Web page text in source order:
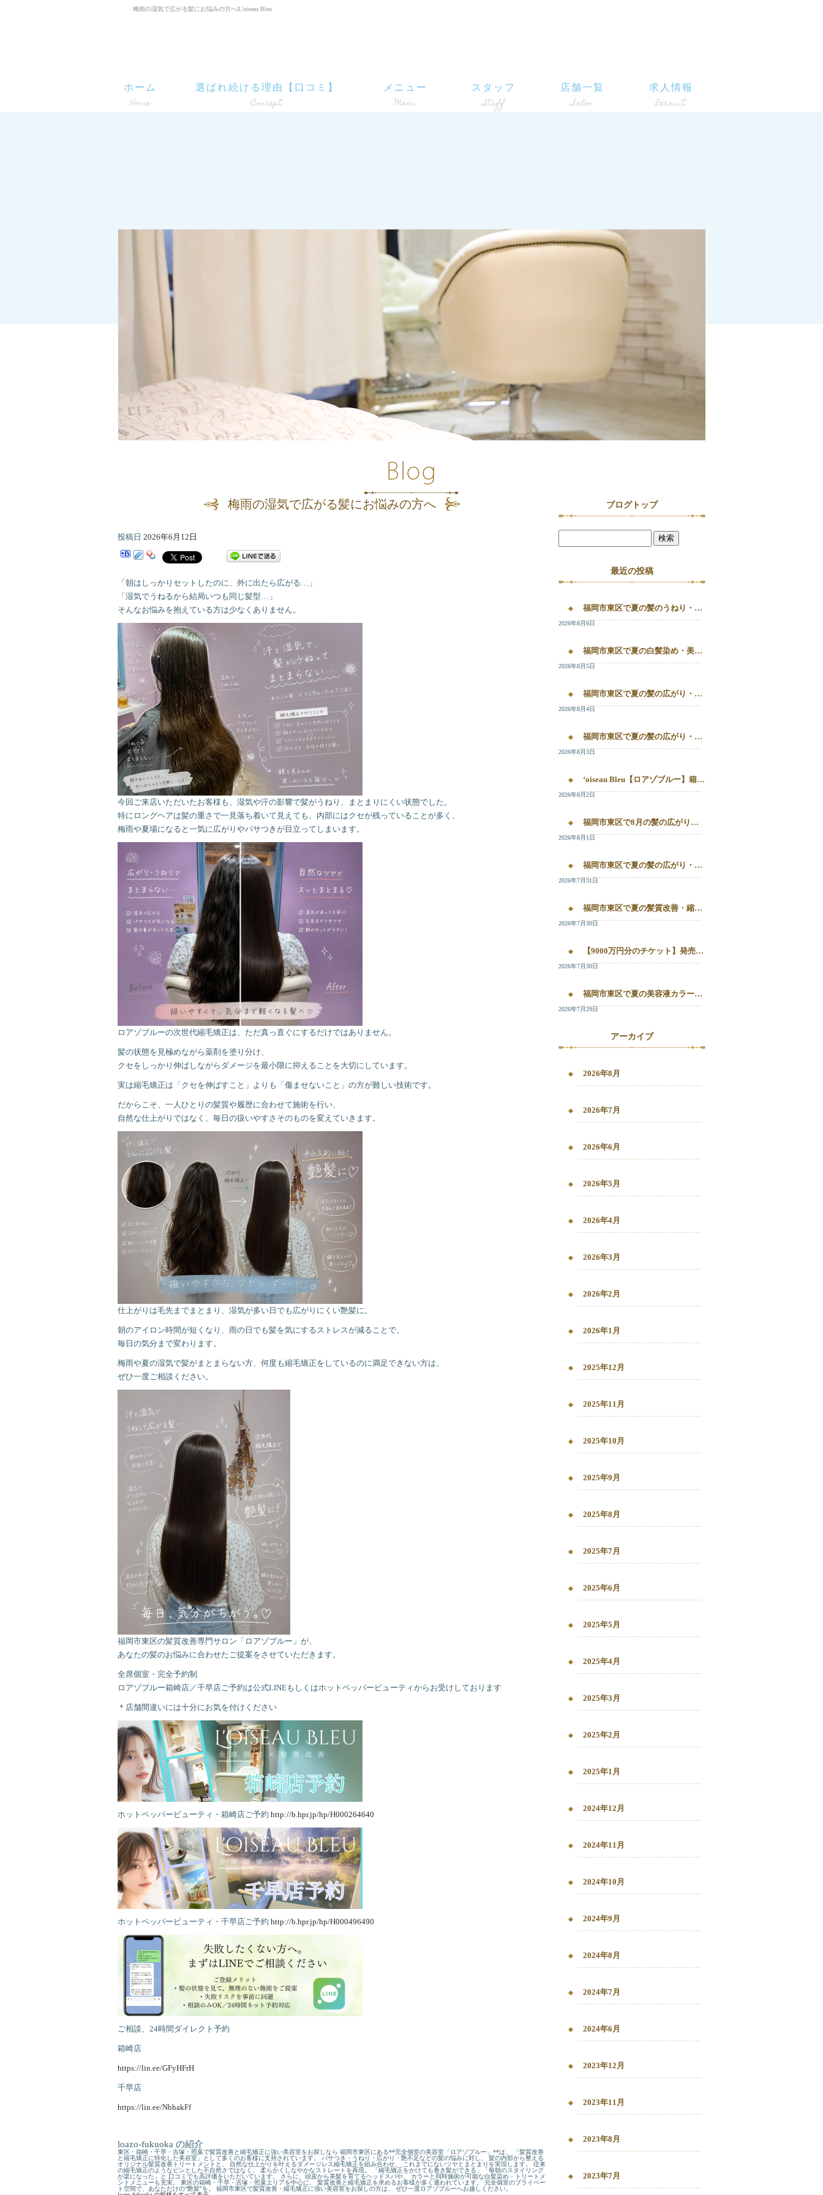
梅雨の湿気で広がる髪にお悩みの方へ|L'oiseau Bleu
ホーム 選ばれ続ける理由【口コミ】 メニュー スタッフ 店舗一覧 求人情報
梅雨の湿気で広がる髪にお悩みの方へ
投稿日 2026年6月12日
「朝はしっかりセットしたのに、外に出たら広がる…」
「湿気でうねるから結局いつも同じ髪型…」
そんなお悩みを抱えている方は少なくありません。
今回ご来店いただいたお客様も、湿気や汗の影響で髪がうねり、まとまりにくい状態でした。
特にロングヘアは髪の重さで一見落ち着いて見えても、内部にはクセが残っていることが多く、
梅雨や夏場になると一気に広がりやパサつきが目立ってしまいます。
ロアゾブルーの次世代縮毛矯正は、ただ真っ直ぐにするだけではありません。
髪の状態を見極めながら薬剤を塗り分け、
クセをしっかり伸ばしながらダメージを最小限に抑えることを大切にしています。
実は縮毛矯正は「クセを伸ばすこと」よりも「傷ませないこと」の方が難しい技術です。
だからこそ、一人ひとりの髪質や履歴に合わせて施術を行い、
自然な仕上がりではなく、毎日の扱いやすさそのものを変えていきます。
仕上がりは毛先までまとまり、湿気が多い日でも広がりにくい艶髪に。
朝のアイロン時間が短くなり、雨の日でも髪を気にするストレスが減ることで、
毎日の気分まで変わります。
梅雨や夏の湿気で髪がまとまらない方、何度も縮毛矯正をしているのに満足できない方は、
ぜひ一度ご相談ください。
福岡市東区の髪質改善専門サロン「ロアゾブルー」が、
あなたの髪のお悩みに合わせたご提案をさせていただきます。
全席個室・完全予約制
ロアゾブルー箱崎店／千早店ご予約は公式LINEもしくはホットペッパービューティからお受けしております
＊店舗間違いには十分にお気を付けください
ホットペッパービューティ・箱崎店ご予約 http://b.hpr.jp/hp/H000264640
ホットペッパービューティ・千早店ご予約 http://b.hpr.jp/hp/H000496490
ご相談、24時間ダイレクト予約
箱崎店
https://lin.ee/GFyHFrH
千早店
https://lin.ee/NbhakFf
loazo-fukuoka の紹介
東区・箱崎・千早・吉塚・照葉で髪質改善と縮毛矯正に強い美容室をお探しなら 福岡市東区にある**完全個室の美容室「ロアゾブルー」**は、 「髪質改善
と縮毛矯正に特化した美容室」として多くのお客様に支持されています。 パサつき・うねり・広がり・艶不足などの髪の悩みに対し、 髪の内部から整える
オリジナル髪質改善トリートメントと、 自然な仕上がりを叶えるダメージレス縮毛矯正を組み合わせ、 これまでにないツヤとまとまりを実現します。 従来
の縮毛矯正のようなピンとした不自然さではなく、 柔らかくしなやかなストレートを再現。 「縮毛矯正をかけても巻き髪ができる」「毎朝のスタイリング
が楽になった」と 口コミでも高評価をいただいています。 さらに、頭皮から美髪を育てるヘッドスパや、 カラーと同時施術が可能な白髪染め・トリートメ
ントメニューも充実。 東区の箱崎・千早・吉塚・照葉エリアを中心に、 髪質改善と縮毛矯正を求めるお客様が多く通われています。 完全個室のプライベー
ト空間で、あなただけの“艶髪”を。 福岡市東区で髪質改善・縮毛矯正に強い美容室をお探しの方は、 ぜひ一度ロアゾブルーへお越しください。
ブログトップ
最近の投稿
福岡市東区で夏の髪のうねり・白髪染め・美容液カラーを相談するなら｜箱崎・千早のL’oiseau Bleu
2026年8月6日
福岡市東区で夏の白髪染め・美容液カラー・髪質改善を相談したい方へ｜箱崎・千早のL’oiseau Bleu
2026年8月5日
福岡市東区で夏の髪の広がり・白髪染め・美容液カラーを相談したい方へ｜箱崎・千早のL’oiseau Bleu
2026年8月4日
福岡市東区で夏の髪の広がり・白髪染め・美容液カラーを相談したい方へ｜箱崎・千早のL’oiseau Bleu
2026年8月3日
‘oiseau Bleu【ロアゾブルー】箱崎店】 福岡市東区箱崎で、夏の白髪染めやカラー後の毛先のパサつき、髪の艶不足が気になる方へ。
2026年8月2日
福岡市東区で8月の髪の広がり・白髪染め・美容液カラーを相談するなら
2026年8月1日
福岡市東区で夏の髪の広がり・白髪染め・美容液カラーを相談したい方へ｜箱崎・千早のL’oiseau Bleu
2026年7月31日
福岡市東区で夏の髪質改善・縮毛矯正・美容液カラーを相談したい方へ｜箱崎・千早の全席個室美容室ロアゾブルー
2026年7月30日
【9000万円分のチケット】発売開始！！20%OFFで施術が受けられます！
2026年7月30日
福岡市東区で夏の美容液カラー・白髪染め・髪質改善縮毛矯正を相談したい方へ
2026年7月29日
アーカイブ
2026年8月
2026年7月
2026年6月
2026年5月
2026年4月
2026年3月
2026年2月
2026年1月
2025年12月
2025年11月
2025年10月
2025年9月
2025年8月
2025年7月
2025年6月
2025年5月
2025年4月
2025年3月
2025年2月
2025年1月
2024年12月
2024年11月
2024年10月
2024年9月
2024年8月
2024年7月
2024年6月
2023年12月
2023年11月
2023年8月
2023年7月